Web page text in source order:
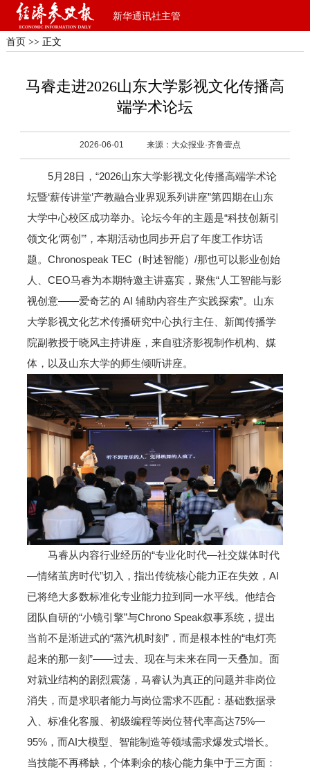
新华通讯社主管
首页 >> 正文
马睿走进2026山东大学影视文化传播高
端学术论坛
2026-06-01 来源：大众报业·齐鲁壹点
5月28日，“2026山东大学影视文化传播高端学术论
坛暨‘薪传讲堂’产教融合业界观系列讲座”第四期在山东
大学中心校区成功举办。论坛今年的主题是“科技创新引
领文化‘两创’”，本期活动也同步开启了年度工作坊话
题。Chronospeak TEC（时述智能）/那也可以影业创始
人、CEO马睿为本期特邀主讲嘉宾，聚焦“人工智能与影
视创意——爱奇艺的 AI 辅助内容生产实践探索”。山东
大学影视文化艺术传播研究中心执行主任、新闻传播学
院副教授于晓风主持讲座，来自驻济影视制作机构、媒
体，以及山东大学的师生倾听讲座。
马睿从内容行业经历的“专业化时代—社交媒体时代
—情绪茧房时代”切入，指出传统核心能力正在失效，AI
已将绝大多数标准化专业能力拉到同一水平线。他结合
团队自研的“小镜引擎”与Chrono Speak叙事系统，提出
当前不是渐进式的“蒸汽机时刻”，而是根本性的“电灯亮
起来的那一刻”——过去、现在与未来在同一天叠加。面
对就业结构的剧烈震荡，马睿认为真正的问题并非岗位
消失，而是求职者能力与岗位需求不匹配：基础数据录
入、标准化客服、初级编程等岗位替代率高达75%—
95%，而AI大模型、智能制造等领域需求爆发式增长。
当技能不再稀缺，个体剩余的核心能力集中于三方面：